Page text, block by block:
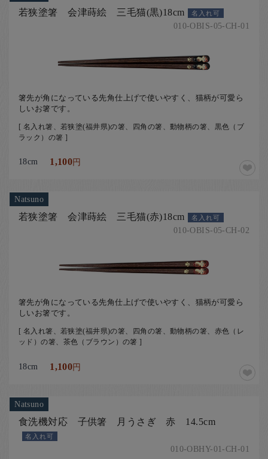
若狭塗箸 会津蒔絵 三毛猫(黒)18cm 名入れ可
010-OBIS-05-CH-01
箸先が角になっている先角仕上げで使いやすく、猫柄が可愛ら
しいお箸です。
[ 名入れ箸、若狭塗(福井県)の箸、四角の箸、動物柄の箸、黒色（ブ
ラック）の箸 ]
18cm 1,100円
Natsuno
若狭塗箸 会津蒔絵 三毛猫(赤)18cm 名入れ可
010-OBIS-05-CH-02
箸先が角になっている先角仕上げで使いやすく、猫柄が可愛ら
しいお箸です。
[ 名入れ箸、若狭塗(福井県)の箸、四角の箸、動物柄の箸、赤色（レ
ッド）の箸、茶色（ブラウン）の箸 ]
18cm 1,100円
Natsuno
食洗機対応 子供箸 月うさぎ 赤 14.5cm
名入れ可
010-OBHY-01-CH-01